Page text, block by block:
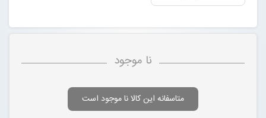
نا موجود
متاسفانه این کالا نا موجود است